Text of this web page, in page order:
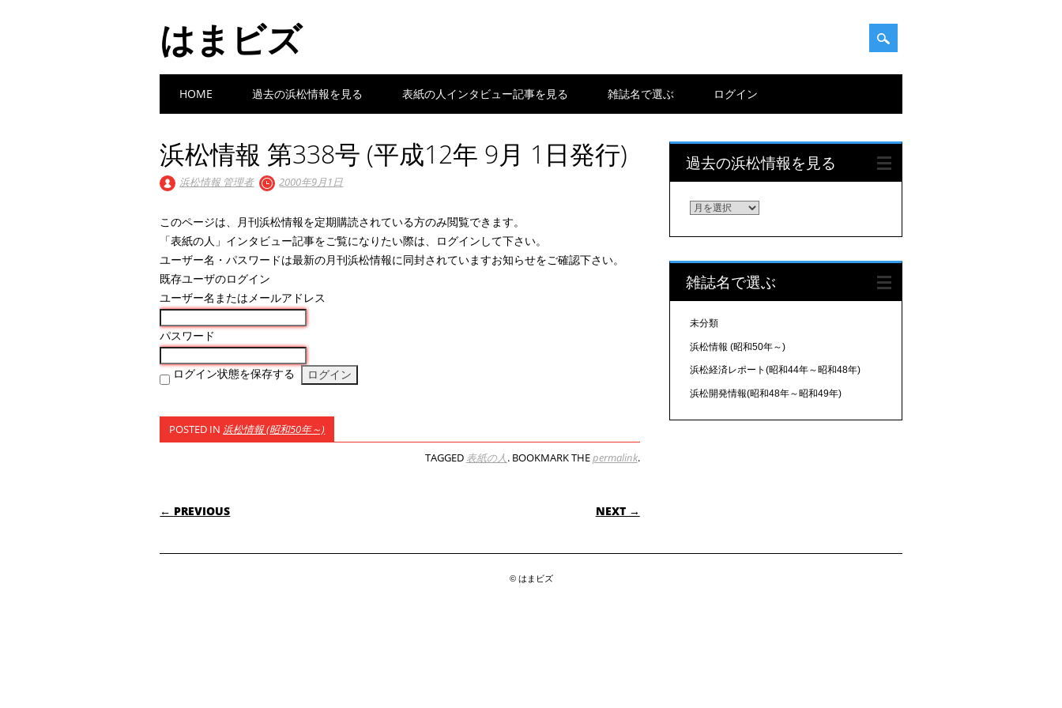
はまビズ
Main menu
HOME 過去の浜松情報を見る 表紙の人インタビュー記事を見る 雑誌名で選ぶ ログイン
浜松情報 第338号 (平成12年 9月 1日発行)
浜松情報 管理者 2000年9月1日
このページは、月刊浜松情報を定期購読されている方のみ閲覧できます。
「表紙の人」インタビュー記事をご覧になりたい際は、ログインして下さい。
ユーザー名・パスワードは最新の月刊浜松情報に同封されていますお知らせをご確認下さい。
既存ユーザのログイン
ユーザー名またはメールアドレス
パスワード
ログイン状態を保存する
POSTED IN 浜松情報 (昭和50年～)
TAGGED 表紙の人. BOOKMARK THEpermalink.
POST NAVIGATION
← PREVIOUS NEXT →
過去の浜松情報を見る
過
浜
松
情
報
る
雑誌名で選ぶ
未分類
浜松情報 (昭和50年～)
浜松経済レポート(昭和44年～昭和48年)
浜松開発情報(昭和48年～昭和49年)
© はまビズ